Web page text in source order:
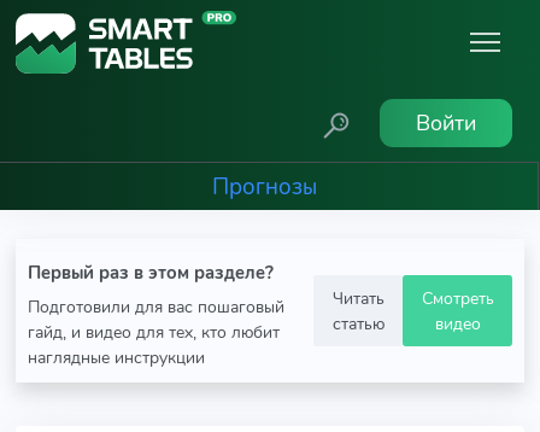
Войти
Прогнозы
Первый раз в этом разделе?
Подготовили для вас пошаговый
гайд, и видео для тех, кто любит
наглядные инструкции
Читать
статью
Смотреть
видео